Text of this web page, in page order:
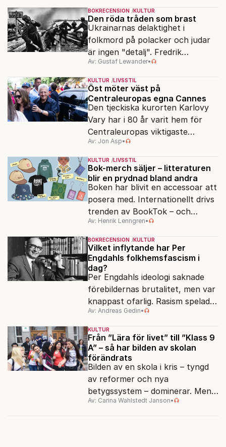
gör han en ny film.
BOKRECENSION KULTUR
Den röda tråden som brast
Ukrainarnas delaktighet i
folkmord på polacker och judar
är ingen "detalj". Fredrik
Segerfeldts iver att skildra den
ryska imperialismen leder till en
förenklad bild av historien.
Av: Gustaf Lewander•
KULTUR LIVSSTIL
Öst möter väst på
Centraleuropas egna Cannes
Den tjeckiska kurorten Karlovy
Vary har i 80 år varit hem för
Centraleuropas viktigaste
filmfestival – en plats där
Hollywoodglans möter
egensinnighet.
Av: Jon Asp•
KULTUR LIVSSTIL
Bok-merch säljer – litteraturen
blir en prydnad bland andra
Boken har blivit en accessoar att
posera med. Internationellt drivs
trenden av BookTok – och
förlagen följer efter.
Av: Henrik Lenngren•
BOKRECENSION KULTUR
Vilket inflytande har Per
Engdahls folkhemsfascism i
dag?
Per Engdahls ideologi saknade
förebildernas brutalitet, men var
knappast ofarlig. Rasism spelades
ned i förmån för "kultur". Känns
det igen?
Av: Andreas Gedin•
KULTUR
Från ”Lära för livet” till ”Klass 9
A” – så har bilden av skolan
förändrats
Bilden av en skola i kris – tyngd
av reformer och nya
betygssystem – dominerar. Men
vem äger berättelsen om skolan?
Av: Carina Wahlstedt Janson•